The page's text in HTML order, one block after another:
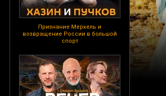
Признание Меркель и
возвращение России в большой
спорт